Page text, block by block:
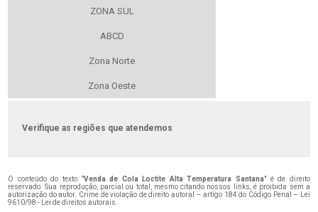
ZONA SUL
ABCD
Zona Norte
Zona Oeste
Verifique as regiões que atendemos
O conteúdo do texto "Venda de Cola Loctite Alta Temperatura Santana" é de direito
reservado. Sua reprodução, parcial ou total, mesmo citando nossos links, é proibida sem a
autorização do autor. Crime de violação de direito autoral – artigo 184 do Código Penal –
Lei
9610/98 - Lei de direitos autorais